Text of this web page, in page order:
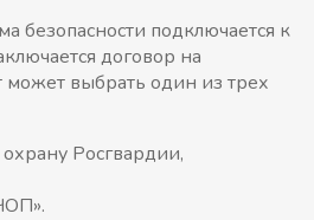
безопасности подключается к
договор на
выбрать один из трех
Росгвардии,